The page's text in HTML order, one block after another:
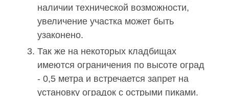
наличии технической возможности,
увеличение участка может быть
узаконено.
Так же на некоторых кладбищах
имеются ограничения по высоте оград
- 0,5 метра и встречается запрет на
установку оградок с острыми пиками.